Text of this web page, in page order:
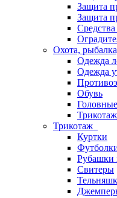
Защита
Защита
Охота,
Одежда
Одежда
Обувь
Трикотаж
Трикотаж
Куртки
Рубашки
Свитеры